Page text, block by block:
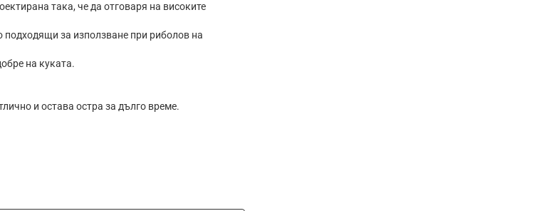
така, че да отговаря на високите
за използване при риболов на
на куката.
и остава остра за дълго време.